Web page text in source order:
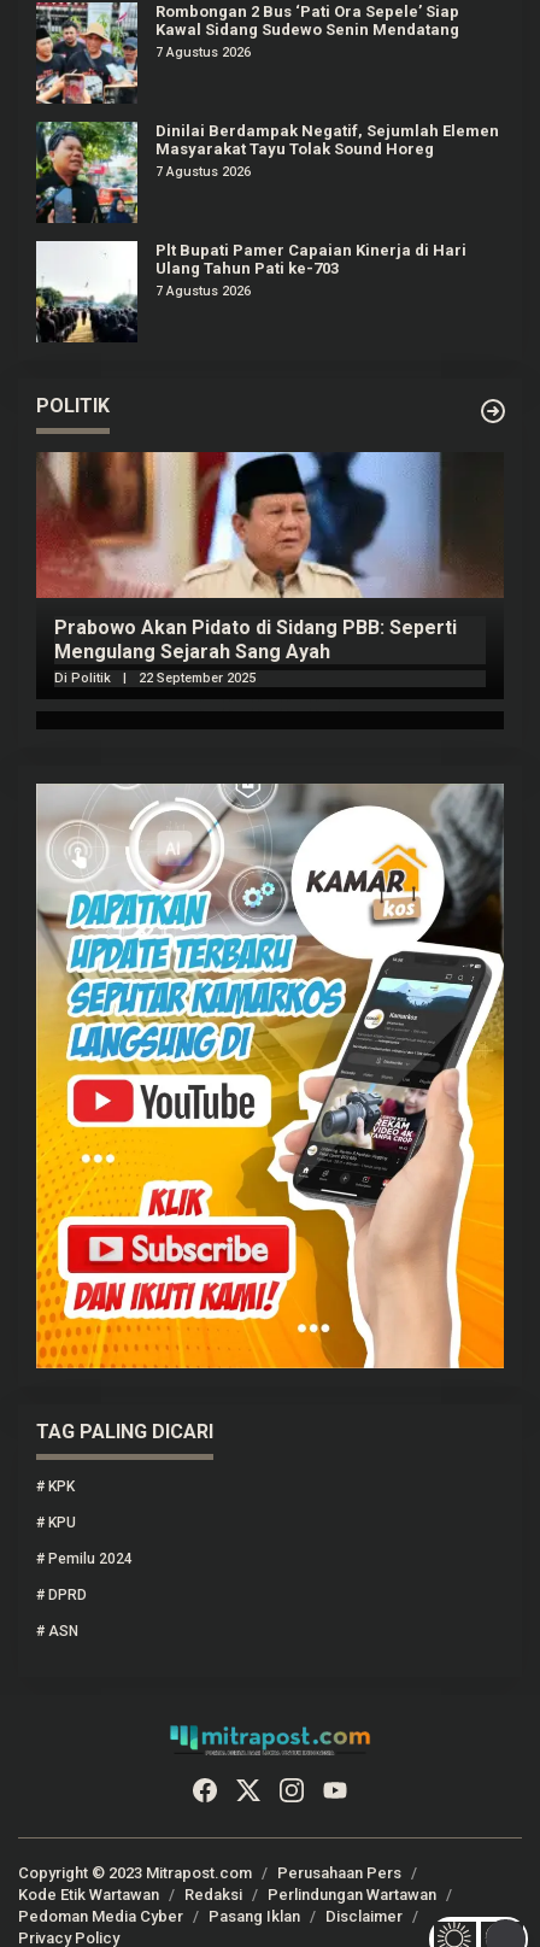
Rombongan 2 Bus ‘Pati Ora Sepele’ Siap
Kawal Sidang Sudewo Senin Mendatang
7 Agustus 2026
Dinilai Berdampak Negatif, Sejumlah Elemen
Masyarakat Tayu Tolak Sound Horeg
7 Agustus 2026
Plt Bupati Pamer Capaian Kinerja di Hari
Ulang Tahun Pati ke-703
7 Agustus 2026
POLITIK
Prabowo Akan Pidato di Sidang PBB: Seperti
Mengulang Sejarah Sang Ayah
Di Politik 22 September 2025
TAG PALING DICARI
# KPK
# KPU
# Pemilu 2024
# DPRD
# ASN
Copyright © 2023 Mitrapost.com
Perusahaan Pers
Kode Etik Wartawan
Redaksi
Perlindungan Wartawan
Pedoman Media Cyber
Pasang Iklan
Disclaimer
Privacy Policy